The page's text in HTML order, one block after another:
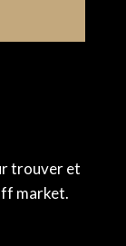
trouver et
market.